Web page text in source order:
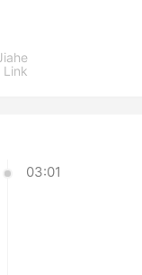
Link
03:01